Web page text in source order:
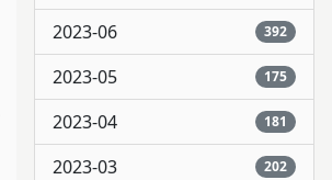
2023-06 392
2023-05 175
2023-04 181
2023-03 202